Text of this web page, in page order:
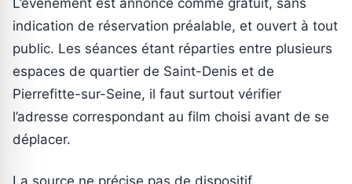
L’événement est annoncé comme gratuit, sans
indication de réservation préalable, et ouvert à tout
public. Les séances étant réparties entre plusieurs
espaces de quartier de Saint-Denis et de
Pierrefitte-sur-Seine, il faut surtout vérifier
l’adresse correspondant au film choisi avant de se
déplacer.